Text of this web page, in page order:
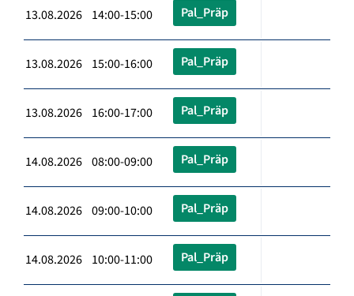
13.08.2026 14:00-15:00 Pal_Präp
13.08.2026 15:00-16:00 Pal_Präp
13.08.2026 16:00-17:00 Pal_Präp
14.08.2026 08:00-09:00 Pal_Präp
14.08.2026 09:00-10:00 Pal_Präp
14.08.2026 10:00-11:00 Pal_Präp